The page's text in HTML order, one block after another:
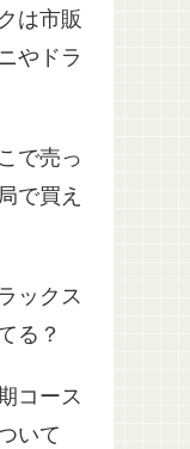
は市販
やドラ
で売っ
で買え
ックス
る？
コース
いて